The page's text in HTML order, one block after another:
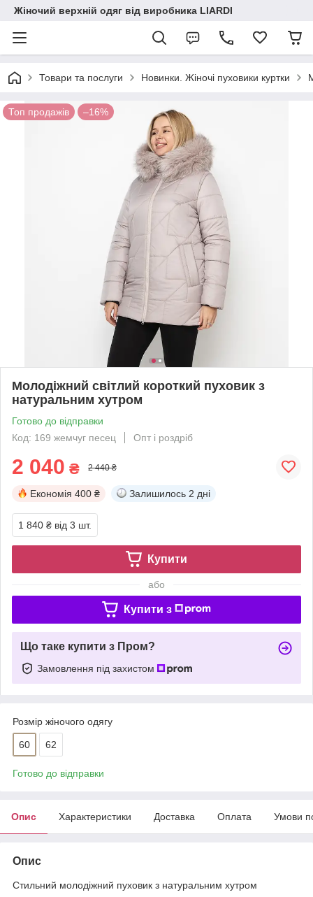
Жіночий верхній одяг від виробника LIARDI
Товари та послуги Новинки. Жіночі пуховики куртки
Топ продажів –16%
Молодіжний світлий короткий пуховик з
натуральним хутром
Готово до відправки
Код: 169 жемчуг песец
Опт і роздріб
2 040 ₴ 2 440 ₴
Економія 400 ₴ Залишилось 2 дні
1 840 ₴ від 3 шт.
Купити
або
Купити з
Що таке купити з Пром?
Замовлення під захистом
Розмір жіночого одягу
60 62
Готово до відправки
Опис Характеристики Доставка Оплата Умови
Опис
Стильний молодіжний пуховик з натуральним хутром